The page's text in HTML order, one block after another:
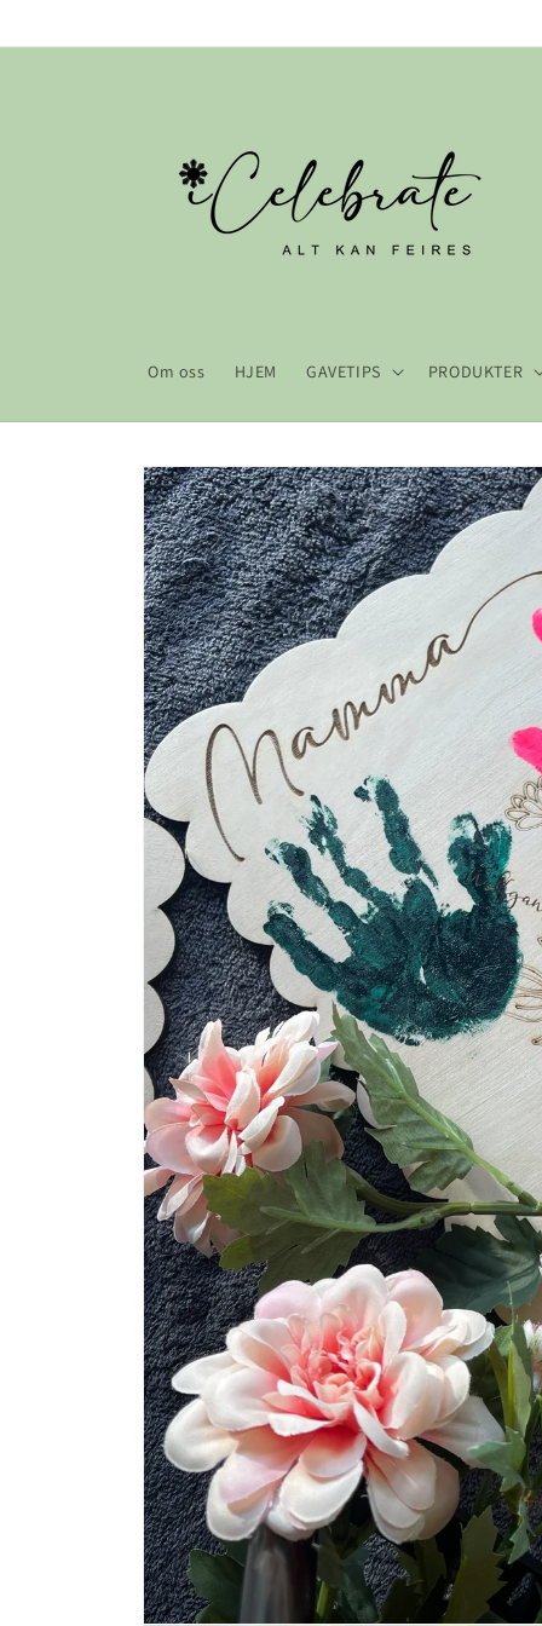
innholdet
Om oss HJEM GAVETIPS PRODUKTER
Hopp til
produktinformasjon